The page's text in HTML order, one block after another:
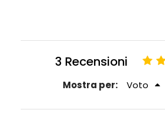
3 Recensioni
Mostra per: Voto